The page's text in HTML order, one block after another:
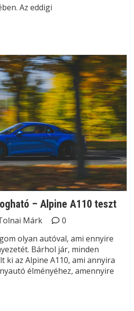
Az eddigi
– Alpine A110 teszt
Márk
0
olyan autóval, ami ennyire
Bárhol jár, minden
ki az Alpine A110, ami annyira
élményéhez, amennyire